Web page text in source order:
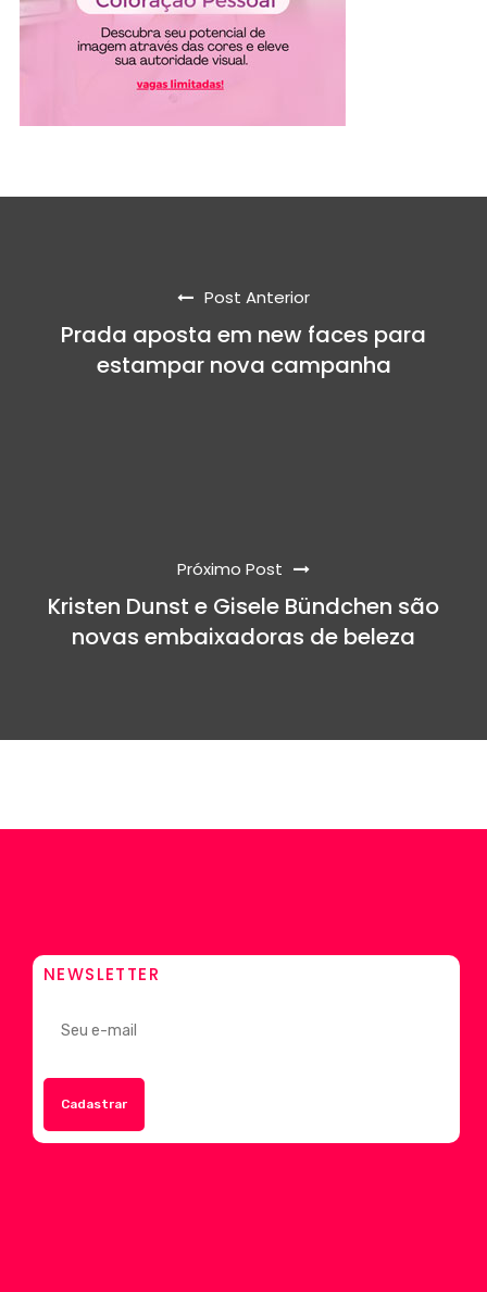
Post Anterior
Prada aposta em new faces para
estampar nova campanha
Próximo Post
Kristen Dunst e Gisele Bündchen são
novas embaixadoras de beleza
NEWSLETTER